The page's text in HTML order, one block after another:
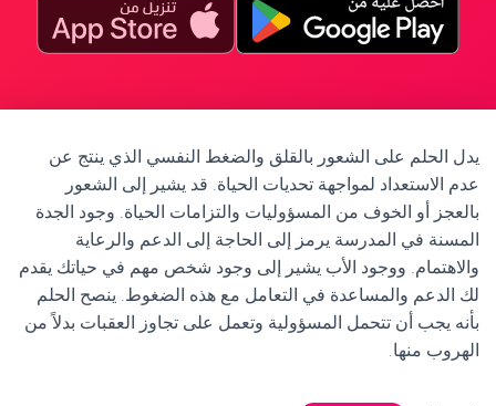
يدل الحلم على الشعور بالقلق والضغط النفسي الذي ينتج عن
عدم الاستعداد لمواجهة تحديات الحياة. قد يشير إلى الشعور
بالعجز أو الخوف من المسؤوليات والتزامات الحياة. وجود الجدة
المسنة في المدرسة يرمز إلى الحاجة إلى الدعم والرعاية
والاهتمام. ووجود الأب يشير إلى وجود شخص مهم في حياتك يقدم
لك الدعم والمساعدة في التعامل مع هذه الضغوط. ينصح الحلم
بأنه يجب أن تتحمل المسؤولية وتعمل على تجاوز العقبات بدلاً من
الهروب منها.